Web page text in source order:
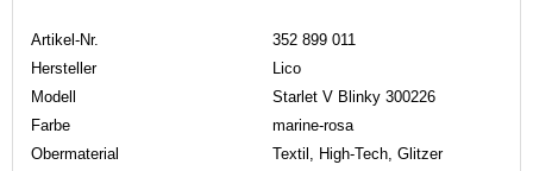
Artikel-Nr.
352 899 011
Hersteller
Lico
Modell
Starlet V Blinky 300226
Farbe
marine-rosa
Obermaterial
Textil, High-Tech, Glitzer